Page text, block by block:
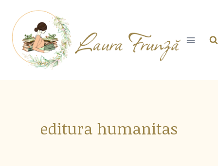
content
editura humanitas